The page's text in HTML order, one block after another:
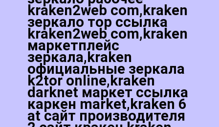
kraken2web com,kraken
зеркало тор ссылка
kraken2web com,kraken
маркетплейс
зеркала,kraken
официальные зеркала
k2tor online,kraken
darknet маркет ссылка
каркен market,kraken 6
at сайт производителя